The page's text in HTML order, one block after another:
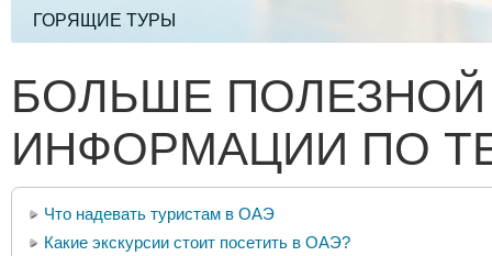
ГОРЯЩИЕ ТУРЫ
БОЛЬШЕ ПОЛЕЗНОЙ
ИНФОРМАЦИИ ПО
Что надевать туристам в ОАЭ
Какие экскурсии стоит посетить в ОАЭ?